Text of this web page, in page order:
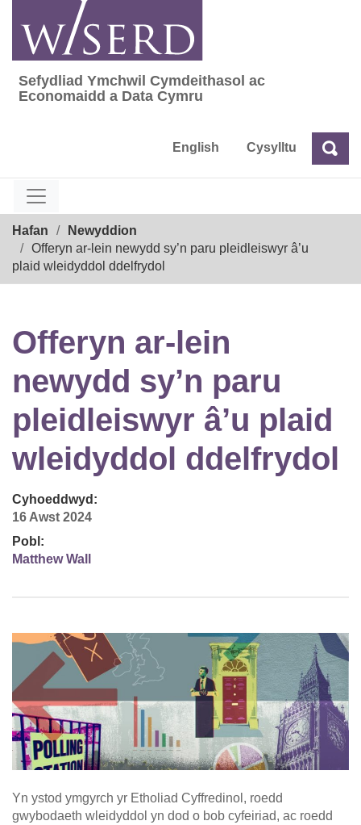
content
Sefydliad Ymchwil Cymdeithasol ac
Sefydliad Ymchwil Cymdeithasol ac
Economaidd a Data Cymru
English Cysylltu Chwilio
Hafan
Newyddion
Offeryn ar-lein newydd sy’n paru pleidleiswyr â’u
plaid wleidyddol ddelfrydol
Offeryn ar-lein
newydd sy’n paru
pleidleiswyr â’u plaid
wleidyddol ddelfrydol
Cyhoeddwyd:
16 Awst 2024
Pobl:
Matthew Wall
Yn ystod ymgyrch yr Etholiad Cyffredinol, roedd
gwybodaeth wleidyddol yn dod o bob cyfeiriad, ac roedd